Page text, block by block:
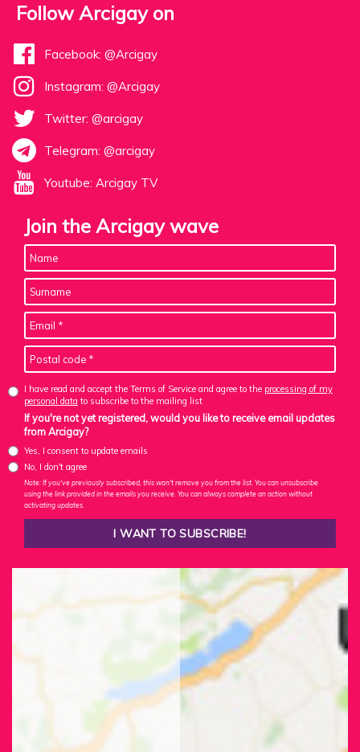
Follow Arcigay on
Facebook: @Arcigay
Instagram: @Arcigay
Twitter: @arcigay
Telegram: @arcigay
Youtube: Arcigay TV
Join the Arcigay wave
I have read and accept the Terms of Service and agree to the processing of my
personal data to subscribe to the mailing list
If you're not yet registered, would you like to receive email updates
from Arcigay?
Yes, I consent to update emails
No, I don't agree
Note: If you've previously subscribed, this won't remove you from the list. You can unsubscribe
using the link provided in the emails you receive. You can always complete an action without
activating updates.